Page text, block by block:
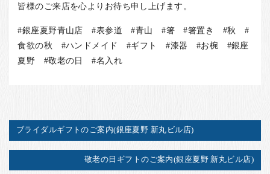
皆様のご来店を心よりお待ち申し上げます。
#銀座夏野青山店 #表参道 #青山 #箸 #箸置き #秋 #
食欲の秋 #ハンドメイド #ギフト #漆器 #お椀 #銀座
夏野 #敬老の日 #名入れ
ブライダルギフトのご案内(銀座夏野 新丸ビル店)
敬老の日ギフトのご案内(銀座夏野 新丸ビル店)